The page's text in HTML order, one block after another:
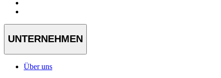
UNTERNEHMEN
Über uns